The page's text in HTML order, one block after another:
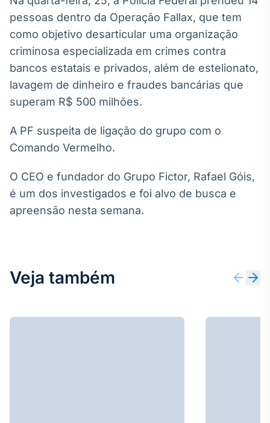
negociação de
ativos
Broadcast
Datafeed
APIs para
conteúdos e
Cotações e
headlines de
notícias
pessoas dentro da Operação Fallax, que tem
como objetivo desarticular uma organização
criminosa especializada em crimes contra
bancos estatais e privados, além de estelionato,
lavagem de dinheiro e fraudes bancárias que
superam R$ 500 milhões.
A PF suspeita de ligação do grupo com o
Comando Vermelho.
O CEO e fundador do Grupo Fictor, Rafael Góis,
é um dos investigados e foi alvo de busca e
apreensão nesta semana.
Veja também